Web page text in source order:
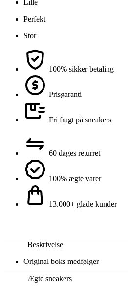
Lille
Perfekt
Stor
100% sikker betaling
Prisgaranti
Fri fragt på sneakers
60 dages returret
100% ægte varer
13.000+ glade kunder
Beskrivelse
Original boks medfølger
Ægte sneakers